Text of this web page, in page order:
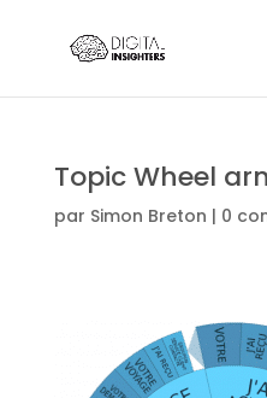
Topic Wheel
par Simon Breton | 0